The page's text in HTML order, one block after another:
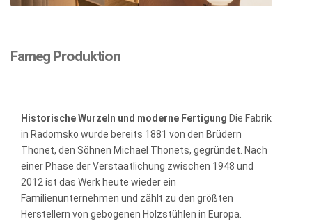
Fameg Produktion
Historische Wurzeln und moderne Fertigung Die Fabrik
in Radomsko wurde bereits 1881 von den Brüdern
Thonet, den Söhnen Michael Thonets, gegründet. Nach
einer Phase der Verstaatlichung zwischen 1948 und
2012 ist das Werk heute wieder ein
Familienunternehmen und zählt zu den größten
Herstellern von gebogenen Holzstühlen in Europa.